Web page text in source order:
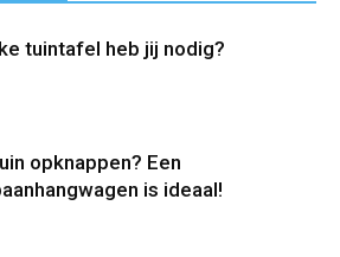
tuintafel heb jij nodig?
opknappen? Een
is ideaal!